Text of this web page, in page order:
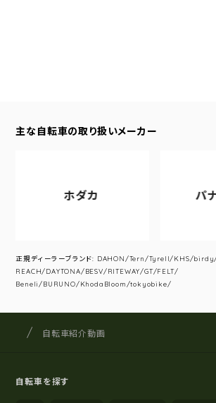
主な自転車の取り扱いメーカー
ホダカ パナ
正規ディーラーブランド: DAHON/Tern/Tyrell/KHS/
REACH/DAYTONA/BESV/RITEWAY/GT/FELT/
Beneli/BURUNO/KhodaBloom/tokyobike/
サイト内の現在地
サイクルショップナカゴヤ
自転車紹介動画
自転車を探す